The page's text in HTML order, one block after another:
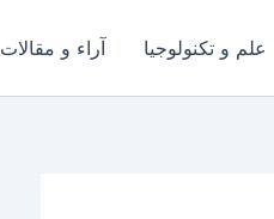
علم و تكنولوجيا آراء و مقالات